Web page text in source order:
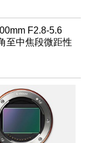
F2.8-5.6
至中焦段微距性